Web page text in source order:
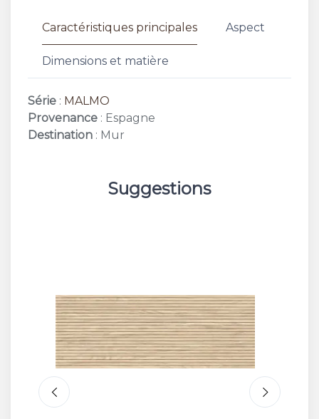
Caractéristiques principales Aspect
Dimensions et matière
Série : MALMO
Provenance : Espagne
Destination : Mur
Suggestions